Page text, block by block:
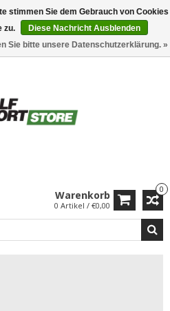
0
Warenkorb
0 Artikel / €0,00
stimmen Sie dem Gebrauch von Cookies
zu.
Diese Nachricht Ausblenden
Sie bitte unsere Datenschutzerklärung. »